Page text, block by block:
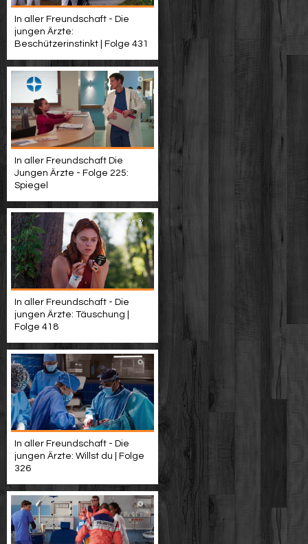
In aller Freundschaft - Die
jungen Ärzte:
Beschützerinstinkt | Folge 431
In aller Freundschaft Die
Jungen Ärzte - Folge 225:
Spiegel
In aller Freundschaft - Die
jungen Ärzte: Täuschung |
Folge 418
In aller Freundschaft - Die
jungen Ärzte: Willst du | Folge
326